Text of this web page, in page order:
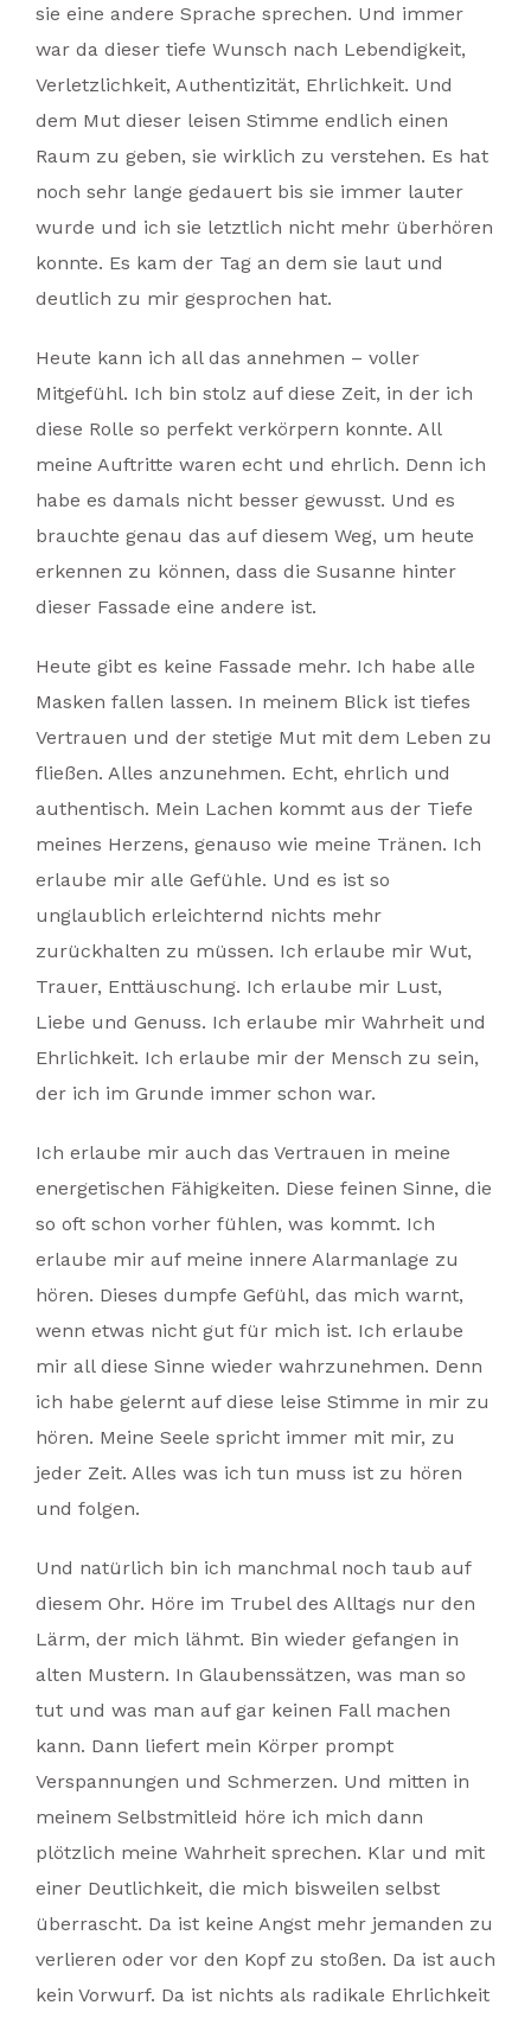
sie eine andere Sprache sprechen. Und immer
war da dieser tiefe Wunsch nach Lebendigkeit,
Verletzlichkeit, Authentizität, Ehrlichkeit. Und
dem Mut dieser leisen Stimme endlich einen
Raum zu geben, sie wirklich zu verstehen. Es hat
noch sehr lange gedauert bis sie immer lauter
wurde und ich sie letztlich nicht mehr überhören
konnte. Es kam der Tag an dem sie laut und
deutlich zu mir gesprochen hat.
Heute kann ich all das annehmen – voller
Mitgefühl. Ich bin stolz auf diese Zeit, in der ich
diese Rolle so perfekt verkörpern konnte. All
meine Auftritte waren echt und ehrlich. Denn ich
habe es damals nicht besser gewusst. Und es
brauchte genau das auf diesem Weg, um heute
erkennen zu können, dass die Susanne hinter
dieser Fassade eine andere ist.
Heute gibt es keine Fassade mehr. Ich habe alle
Masken fallen lassen. In meinem Blick ist tiefes
Vertrauen und der stetige Mut mit dem Leben zu
fließen. Alles anzunehmen. Echt, ehrlich und
authentisch. Mein Lachen kommt aus der Tiefe
meines Herzens, genauso wie meine Tränen. Ich
erlaube mir alle Gefühle. Und es ist so
unglaublich erleichternd nichts mehr
zurückhalten zu müssen. Ich erlaube mir Wut,
Trauer, Enttäuschung. Ich erlaube mir Lust,
Liebe und Genuss. Ich erlaube mir Wahrheit und
Ehrlichkeit. Ich erlaube mir der Mensch zu sein,
der ich im Grunde immer schon war.
Ich erlaube mir auch das Vertrauen in meine
energetischen Fähigkeiten. Diese feinen Sinne, die
so oft schon vorher fühlen, was kommt. Ich
erlaube mir auf meine innere Alarmanlage zu
hören. Dieses dumpfe Gefühl, das mich warnt,
wenn etwas nicht gut für mich ist. Ich erlaube
mir all diese Sinne wieder wahrzunehmen. Denn
ich habe gelernt auf diese leise Stimme in mir zu
hören. Meine Seele spricht immer mit mir, zu
jeder Zeit. Alles was ich tun muss ist zu hören
und folgen.
Und natürlich bin ich manchmal noch taub auf
diesem Ohr. Höre im Trubel des Alltags nur den
Lärm, der mich lähmt. Bin wieder gefangen in
alten Mustern. In Glaubenssätzen, was man so
tut und was man auf gar keinen Fall machen
kann. Dann liefert mein Körper prompt
Verspannungen und Schmerzen. Und mitten in
meinem Selbstmitleid höre ich mich dann
plötzlich meine Wahrheit sprechen. Klar und mit
einer Deutlichkeit, die mich bisweilen selbst
überrascht. Da ist keine Angst mehr jemanden zu
verlieren oder vor den Kopf zu stoßen. Da ist auch
kein Vorwurf. Da ist nichts als radikale Ehrlichkeit